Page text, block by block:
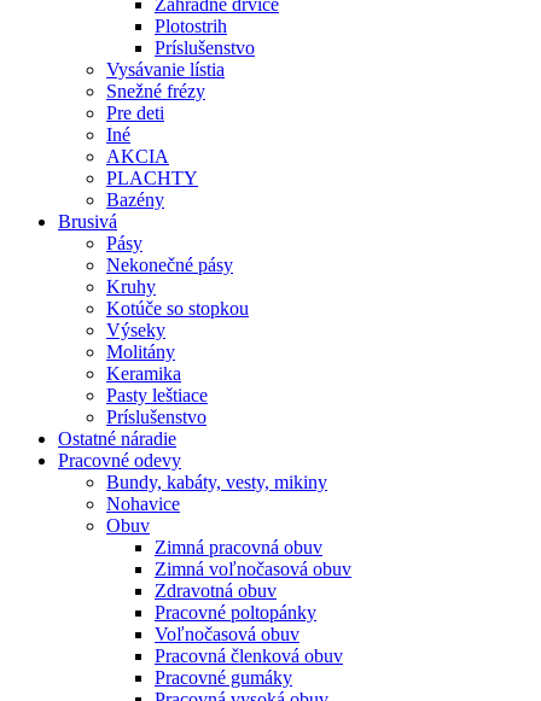
Záhradné drviče
Plotostrih
Príslušenstvo
Vysávanie lístia
Snežné frézy
Pre deti
Iné
AKCIA
PLACHTY
Bazény
Brusivá
Pásy
Nekonečné pásy
Kruhy
Kotúče so stopkou
Výseky
Molitány
Keramika
Pasty leštiace
Príslušenstvo
Ostatné náradie
Pracovné odevy
Bundy, kabáty, vesty, mikiny
Nohavice
Obuv
Zimná pracovná obuv
Zimná voľnočasová obuv
Zdravotná obuv
Pracovné poltopánky
Voľnočasová obuv
Pracovná členková obuv
Pracovné gumáky